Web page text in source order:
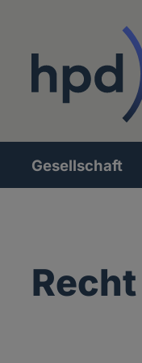
Gesellschaft
Recht